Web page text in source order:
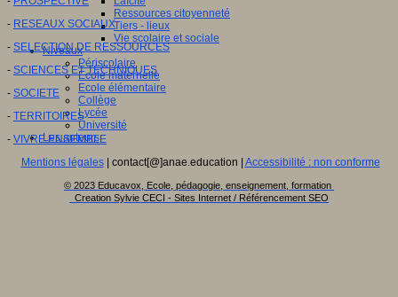
Ressources citoyenneté
Tiers - lieux
Vie scolaire et sociale
Niveaux
Périscolaire
Ecole maternelle
Ecole élémentaire
Collège
Lycée
Université
Les auteurs
- RESEAUX SOCIAUX
- SELECTION DE RESSOURCES
- SCIENCES ET TECHNIQUES
- SOCIETE
- TERRITOIRES
- VIVRE ENSEMBLE
Mentions légales| contact[@]anae.education | Accessibilité : non conforme
© 2023 Educavox, Ecole, pédagogie, enseignement, formation
Creation Sylvie CECI - Sites Internet / Référencement SEO